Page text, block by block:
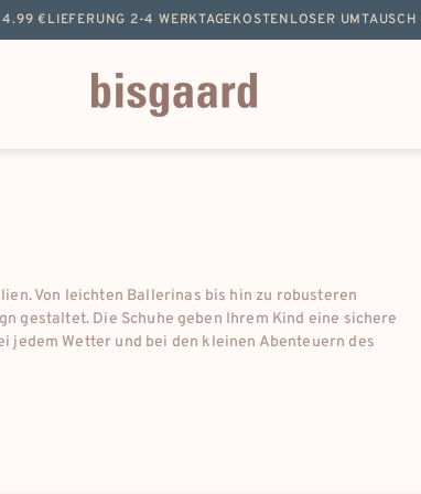
4.99 €LIEFERUNG 2-4 WERKTAGEKOSTENLOSER UMTAUSCH
Von leichten Ballerinas bis hin zu robusteren
gestaltet. Die Schuhe geben Ihrem Kind eine sichere
jedem Wetter und bei den kleinen Abenteuern des